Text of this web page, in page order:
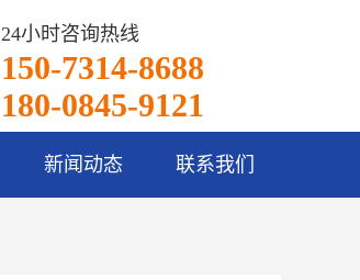
新闻动态 联系我们
24小时咨询热线
150-7314-8688
180-0845-9121